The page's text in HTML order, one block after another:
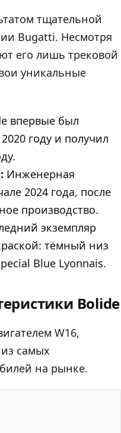
тщательной
Bugatti. Несмотря
его лишь трековой
уникальные
впервые был
году и получил
Инженерная
2024 года, после
производство.
экземпляр
тёмный низ
Blue Lyonnais.
Bolide
W16,
самых
на рынке.